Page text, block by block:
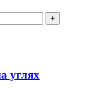
углях